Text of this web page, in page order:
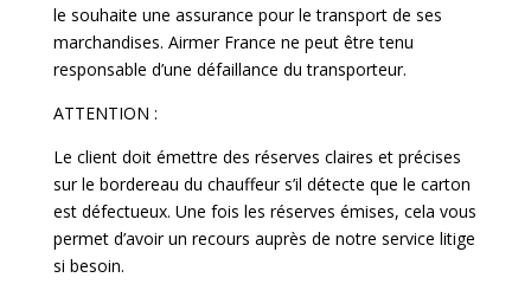
le souhaite une assurance pour le transport de ses
marchandises. Airmer France ne peut être tenu
responsable d’une défaillance du transporteur.
ATTENTION :
Le client doit émettre des réserves claires et précises
sur le bordereau du chauffeur s’il détecte que le carton
est défectueux. Une fois les réserves émises, cela vous
permet d’avoir un recours auprès de notre service litige
si besoin.